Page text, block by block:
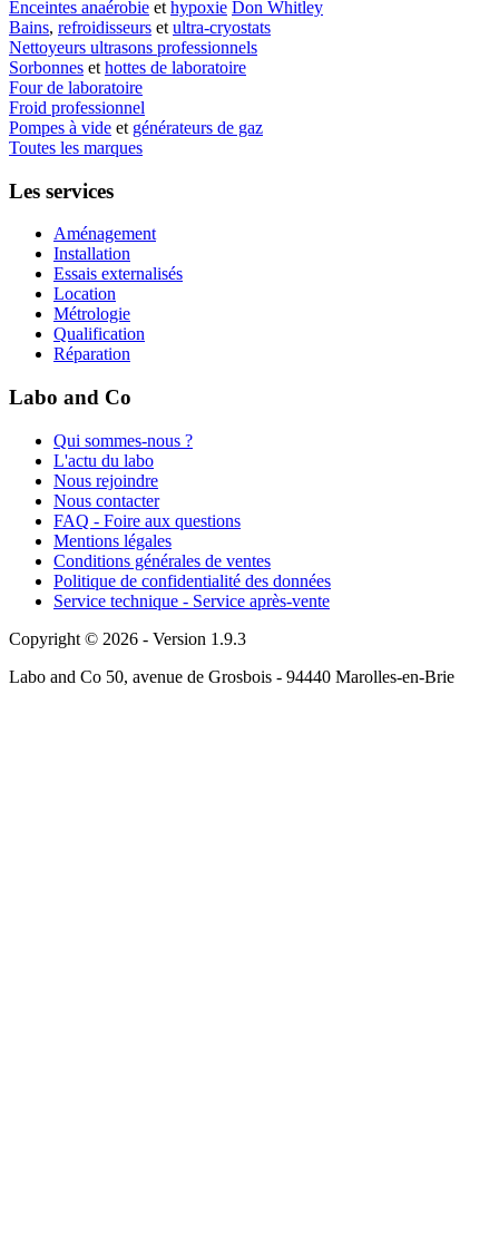
Enceintes anaérobie et hypoxie Don Whitley
Bains, refroidisseurs et ultra-cryostats
Nettoyeurs ultrasons professionnels
Sorbonnes et hottes de laboratoire
Four de laboratoire
Froid professionnel
Pompes à vide et générateurs de gaz
Toutes les marques
Les services
Aménagement
Installation
Essais externalisés
Location
Métrologie
Qualification
Réparation
Labo and Co
Qui sommes-nous ?
L'actu du labo
Nous rejoindre
Nous contacter
FAQ - Foire aux questions
Mentions légales
Conditions générales de ventes
Politique de confidentialité des données
Service technique - Service après-vente
Copyright © 2026 - Version 1.9.3
Labo and Co 50, avenue de Grosbois - 94440 Marolles-en-Brie